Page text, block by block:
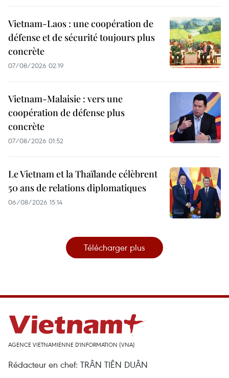
Vietnam-Laos : une coopération de
défense et de sécurité toujours plus
concrète
07/08/2026 02:19
Vietnam-Malaisie : vers une
coopération de défense plus
concrète
07/08/2026 01:52
Le Vietnam et la Thaïlande célèbrent
50 ans de relations diplomatiques
06/08/2026 15:14
Télécharger plus
AGENCE VIETNAMIENNE D'INFORMATION (VNA)
Rédacteur en chef: TRÂN TIÊN DUÂN